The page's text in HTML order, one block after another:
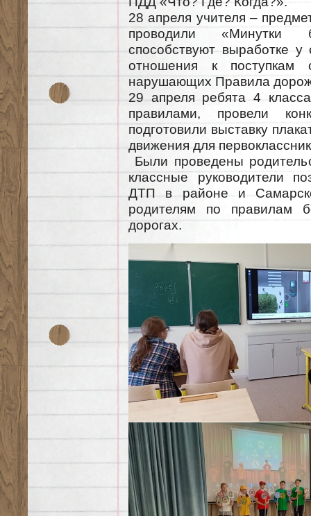
28 апреля учителя –
проводили «Минутки
способствуют выработке у
отношения к поступкам
нарушающих Правила
29 апреля ребята 4
правилами, провели
подготовили выставку
движения для
Были проведены
классные руководители
ДТП в районе и
родителям по правилам
дорогах.